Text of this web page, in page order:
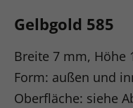
Gelbgold 585
Breite 7 mm, Höhe
Form: außen und
Oberfläche: siehe